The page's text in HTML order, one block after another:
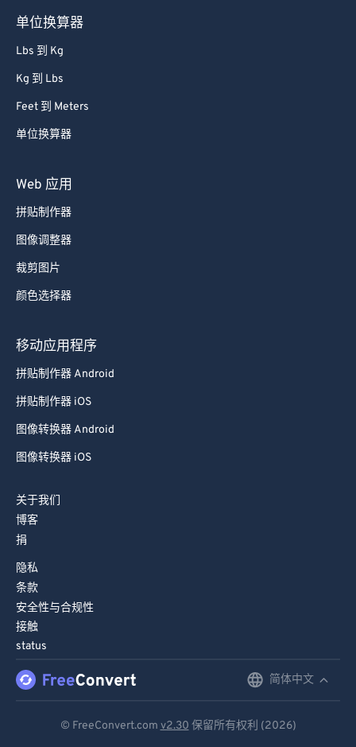
单位换算器
Lbs 到 Kg
Kg 到 Lbs
Feet 到 Meters
单位换算器
Web 应用
拼贴制作器
图像调整器
裁剪图片
颜色选择器
移动应用程序
拼贴制作器 Android
拼贴制作器 iOS
图像转换器 Android
图像转换器 iOS
关于我们
博客
捐
隐私
条款
安全性与合规性
接触
status
简体中文
© FreeConvert.com v2.30 保留所有权利 (2026)